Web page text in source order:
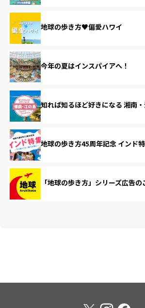
地球の歩き方♥偏愛ハワイ
今年の夏はインスパイアへ！
知れば知るほど好きになる 湘南
地球の歩き方45周年記念 インド
「地球の歩き方」シリーズ広告の